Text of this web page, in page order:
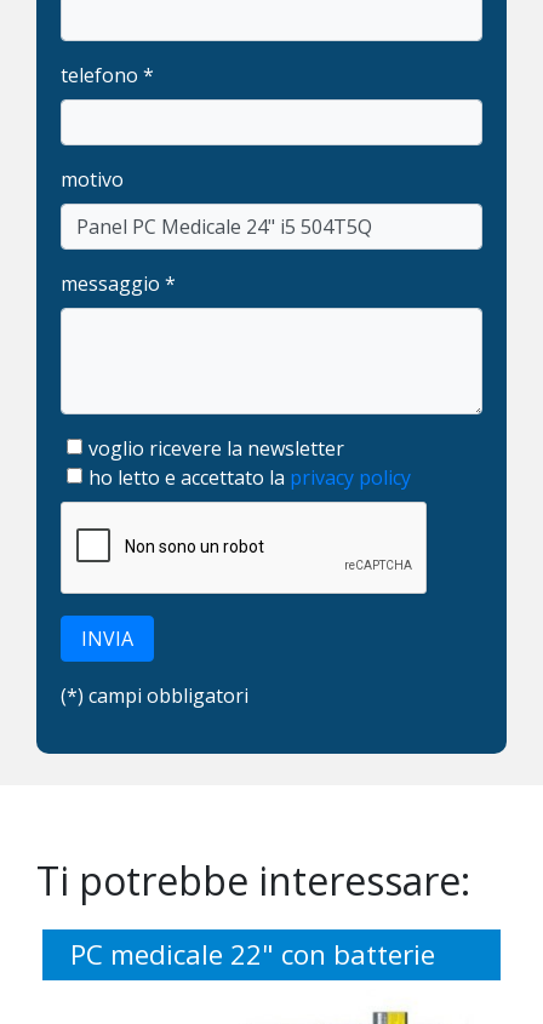
telefono *
motivo
messaggio *
voglio ricevere la newsletter
ho letto e accettato la privacy policy
INVIA
(*) campi obbligatori
Ti potrebbe interessare:
PC medicale 22" con batterie